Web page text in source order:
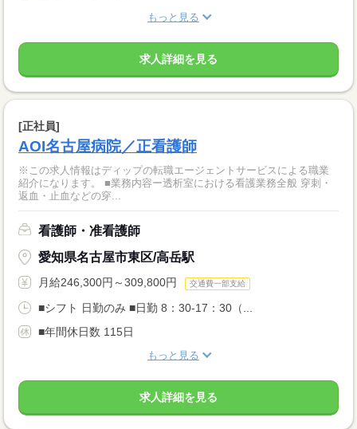
もっと見る
求人詳細を見る
[正社員]
AOI名古屋病院／正看護師
※この求人情報はディップの転職エージェントサービスによる職業
紹介になります。 ■業務内容ー透析室における看護業務全般 穿刺・
返血・止血などの穿...
看護師・准看護師
愛知県名古屋市東区/高岳駅
月給246,300円～309,800円 交通費一部支給
■シフト 日勤のみ ■日勤 8：30-17：30（...
■年間休日数 115日
もっと見る
求人詳細を見る